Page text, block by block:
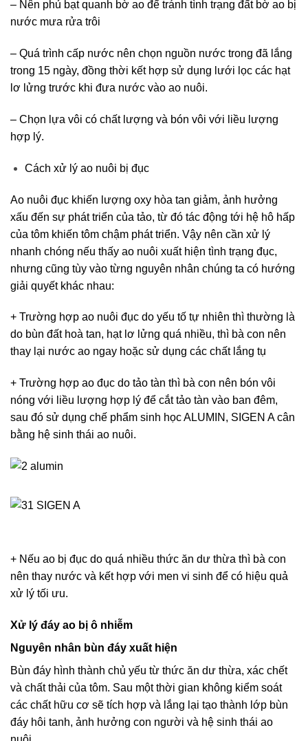
– Nên phủ bạt quanh bờ ao để tránh tình trạng đất bờ ao bị
nước mưa rửa trôi
– Quá trình cấp nước nên chọn nguồn nước trong đã lắng
trong 15 ngày, đồng thời kết hợp sử dụng lưới lọc các hạt
lơ lửng trước khi đưa nước vào ao nuôi.
– Chọn lựa vôi có chất lượng và bón vôi với liều lượng
hợp lý.
Cách xử lý ao nuôi bị đục
Ao nuôi đục khiến lượng oxy hòa tan giảm, ảnh hưởng
xấu đến sự phát triển của tảo, từ đó tác động tới hệ hô hấp
của tôm khiến tôm chậm phát triển. Vậy nên cần xử lý
nhanh chóng nếu thấy ao nuôi xuất hiện tình trạng đục,
nhưng cũng tùy vào từng nguyên nhân chúng ta có hướng
giải quyết khác nhau:
+ Trường hợp ao nuôi đục do yếu tố tự nhiên thì thường là
do bùn đất hoà tan, hạt lơ lửng quá nhiều, thì bà con nên
thay lại nước ao ngay hoặc sử dụng các chất lắng tụ
+ Trường hợp ao đục do tảo tàn thì bà con nên bón vôi
nóng với liều lượng hợp lý để cắt tảo tàn vào ban đêm,
sau đó sử dụng chế phẩm sinh học ALUMIN, SIGEN A cân
bằng hệ sinh thái ao nuôi.
+ Nếu ao bị đục do quá nhiều thức ăn dư thừa thì bà con
nên thay nước và kết hợp với men vi sinh để có hiệu quả
xử lý tối ưu.
Xử lý đáy ao bị ô nhiễm
Nguyên nhân bùn đáy xuất hiện
Bùn đáy hình thành chủ yếu từ thức ăn dư thừa, xác chết
và chất thải của tôm. Sau một thời gian không kiểm soát
các chất hữu cơ sẽ tích hợp và lắng lại tạo thành lớp bùn
đáy hôi tanh, ảnh hưởng con người và hệ sinh thái ao